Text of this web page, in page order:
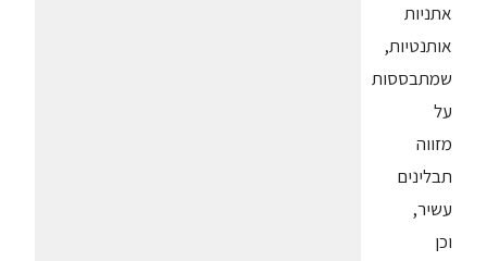
אתניות
אותנטיות,
שמתבססות
על
מזווה
תבלינים
עשיר,
וכן